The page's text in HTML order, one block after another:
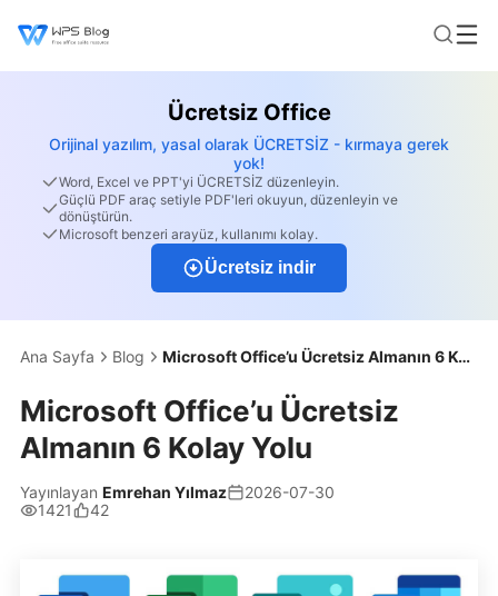
Ücretsiz Office
Orijinal yazılım, yasal olarak ÜCRETSİZ - kırmaya gerek
yok!
Word, Excel ve PPT'yi ÜCRETSİZ düzenleyin.
Güçlü PDF araç setiyle PDF'leri okuyun, düzenleyin ve
dönüştürün.
Microsoft benzeri arayüz, kullanımı kolay.
Ücretsiz indir
Ana Sayfa Blog Microsoft Office’u Ücretsiz Almanın 6 Kolay Yolu
Microsoft Office’u Ücretsiz
Almanın 6 Kolay Yolu
Yayınlayan Emrehan Yılmaz
2026-07-30
1421
42